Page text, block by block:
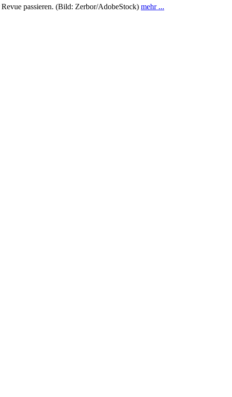
passieren. (Bild: Zerbor/AdobeStock) mehr ...